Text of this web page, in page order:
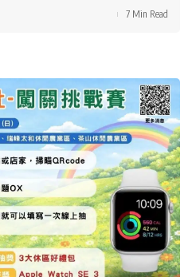
7 Min Read